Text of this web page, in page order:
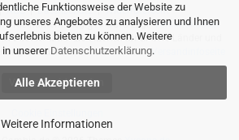
Funktionsweise der Website zu
unseres Angebotes zu analysieren und Ihnen
bieten zu können. Weitere
in unserer Datenschutzerklärung.
Alle Akzeptieren
Weitere Informationen
AGB|Datenschutz|Widerrufsrecht
Kleinuntern.-Reg.§19 UStG zzgl.Versandkosten
Deutschland. Lieferzeiten für andere Länder und
des Liefertermins siehe hier -Versandinfoseite
Vertrag widerrufen